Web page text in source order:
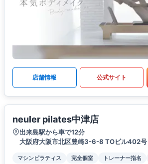
店舗情報 公式サイト
neuler pilates中津店
出来島駅から車で12分
大阪府大阪市北区豊崎3-6-8 TOビル402号
マシンピラティス 完全個室 トレーナー指名